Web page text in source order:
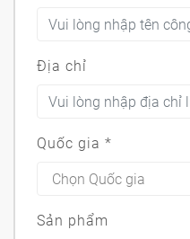
Địa chỉ
Quốc gia *
Sản phẩm